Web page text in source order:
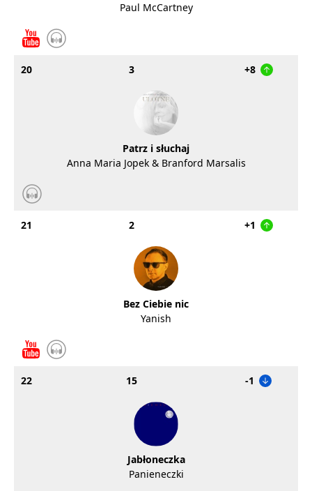
Paul McCartney
20 3 +8
Patrz i słuchaj
Anna Maria Jopek & Branford Marsalis
21 2 +1
Bez Ciebie nic
Yanish
22 15 -1
Jabłoneczka
Panieneczki